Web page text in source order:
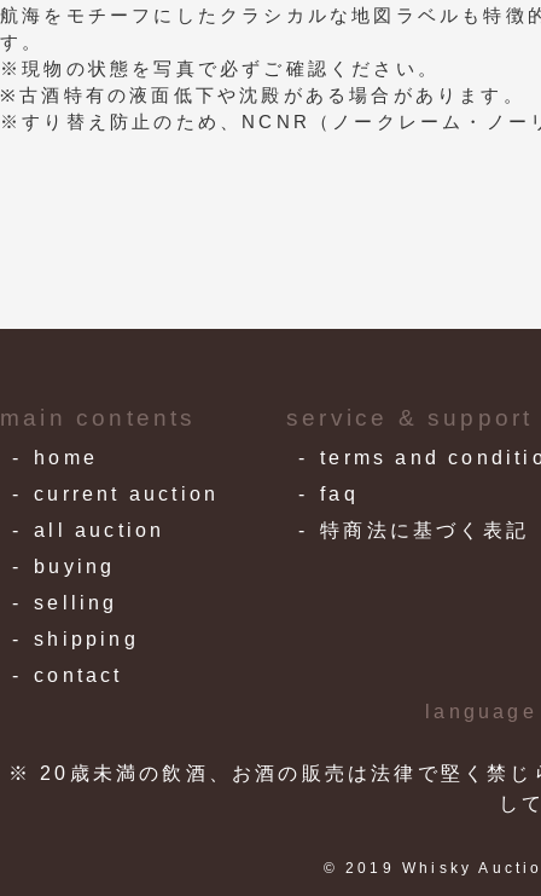
航海をモチーフにしたクラシカルな地図ラベルも特
す。
※現物の状態を写真で必ずご確認ください。
※古酒特有の液面低下や沈殿がある場合があります。
※すり替え防止のため、NCNR（ノークレーム・ノー
main contents
home
current auction
all auction
buying
selling
shipping
contact
service & support
terms and
faq
特商法に基づく表記
※ 20歳未満の飲酒、お酒の販売は法律で堅く禁
し
© 2019 Whisky